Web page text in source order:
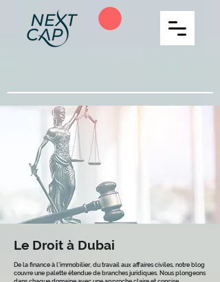
Le Droit à Dubai
De la finance à l'immobilier, du travail aux affaires civiles, notre blog
couvre une palette étendue de branches juridiques. Nous plongeons